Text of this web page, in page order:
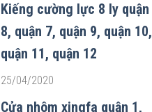
Kiếng cường lực 8 ly quận
8, quận 7, quận 9, quận 10,
quận 11, quận 12
25/04/2020
Cửa nhôm xingfa quận 1,